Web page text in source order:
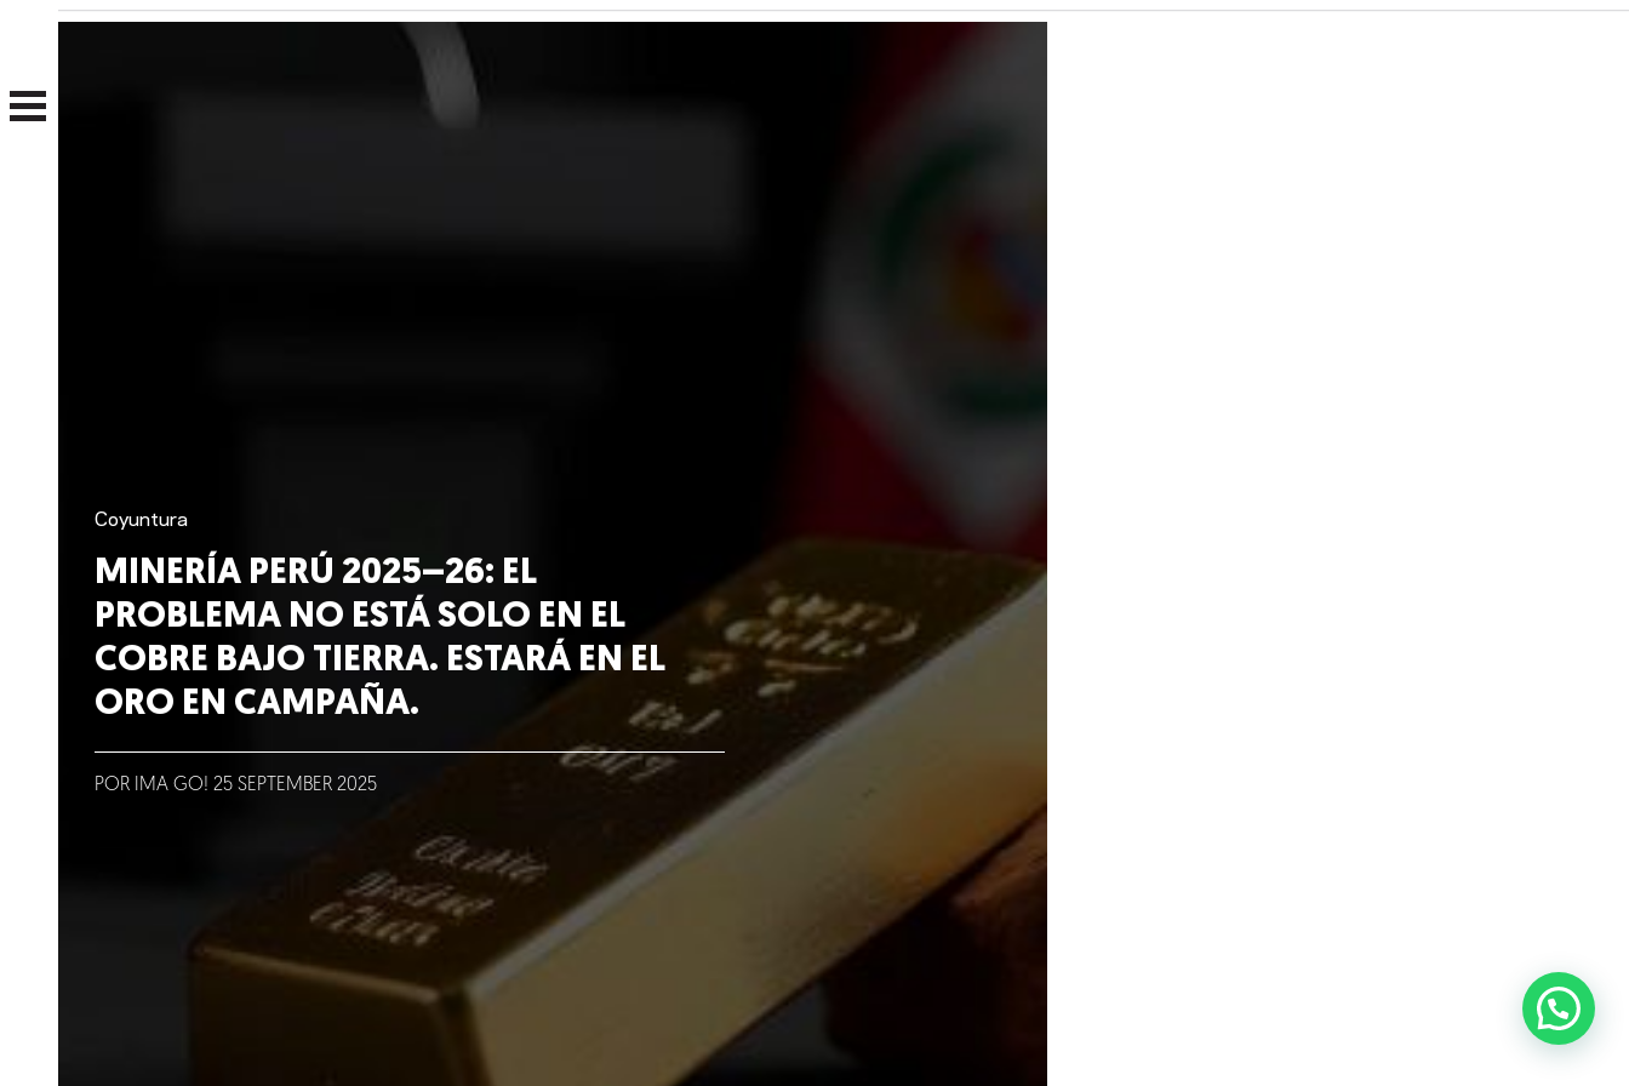
Lo que hacemos
Talento
Coyuntura
MINERÍA PERÚ 2025–26: EL
PROBLEMA NO ESTÁ SOLO EN EL
COBRE BAJO TIERRA. ESTARÁ EN EL
ORO EN CAMPAÑA.
POR IMA GO! 25 SEPTEMBER 2025